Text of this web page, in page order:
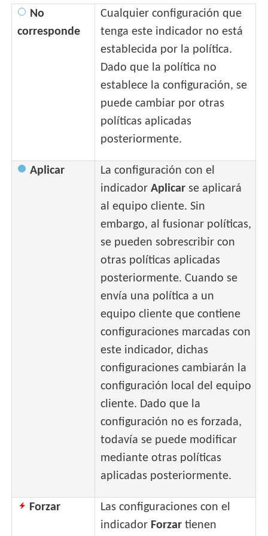
No
corresponde
Cualquier configuración que
tenga este indicador no está
establecida por la política.
Dado que la política no
establece la configuración, se
puede cambiar por otras
políticas aplicadas
posteriormente.
Aplicar
La configuración con el
indicadorAplicar se aplicará
al equipo cliente. Sin
embargo, al fusionar políticas,
se pueden sobrescribir con
otras políticas aplicadas
posteriormente. Cuando se
envía una política a un
equipo cliente que contiene
configuraciones marcadas con
este indicador, dichas
configuraciones cambiarán la
configuración local del equipo
cliente. Dado que la
configuración no es forzada,
todavía se puede modificar
mediante otras políticas
aplicadas posteriormente.
Forzar
Las configuraciones con el
indicador Forzar tienen